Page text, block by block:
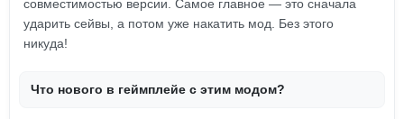
совместимостью версии. Самое главное — это сначала
ударить сейвы, а потом уже накатить мод. Без этого
никуда!
Что нового в геймплейе с этим модом?